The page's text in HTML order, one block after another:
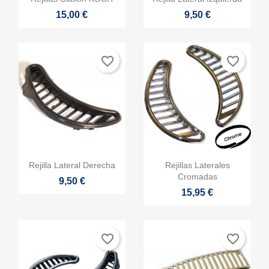
Crear lista de deseos ×
Iniciar sesión
15,00 € 9,50 €
 Vista rápida
Rejilla Lateral Derecha
9,50 €
favorite_border
Vista rápida
Rejillas Laterales
Cromadas
15,95 €
favorite_border
favorite_border favorite_border